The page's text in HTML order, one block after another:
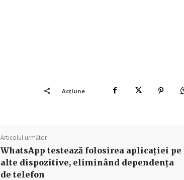
Acțiune
Articolul următor
WhatsApp testează folosirea aplicației pe
alte dispozitive, eliminând dependența
de telefon